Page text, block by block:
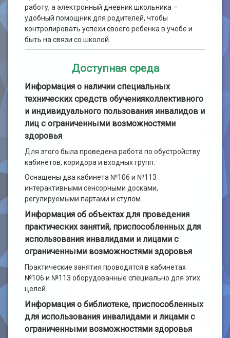
работу, а электронный дневник школьника –
удобный помощник для родителей, чтобы
контролировать успехи своего ребенка в учебе и
быть на связи со школой.
Доступная среда
Информация о наличии специальных
технических средств обученияколлективного
и индивидуального пользования инвалидов и
лиц с ограниченными возможностями
здоровья
Для этого была проведена работа по обустройству
кабинетов, коридора и входных групп.
Оснащены два кабинета №106 и №113
интерактивными сенсорными досками,
регулируемыми партами и стулом.
Информация об объектах для проведения
практических занятий, приспособленных для
использования инвалидами и лицами с
ограниченными возможностями здоровья
Практические занятия проводятся в кабинетах
№106 и №113 оборудованные специально для этих
целей.
Информация о библиотеке, приспособленных
для использования инвалидами и лицами с
ограниченными возможностями здоровья